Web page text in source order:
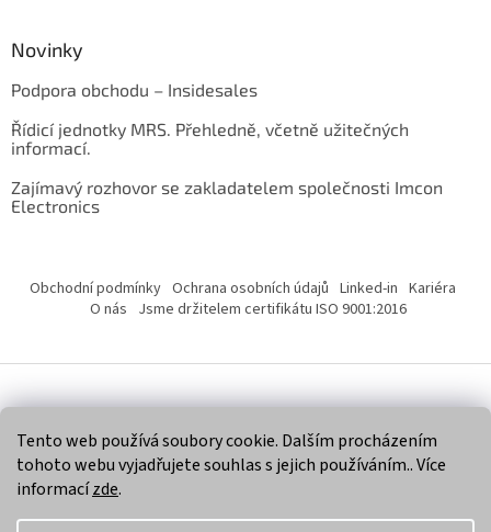
Tento web používá soubory cookie. Dalším procházením
tohoto webu vyjadřujete souhlas s jejich používáním.. Více
informacízde.
Novinky
Podpora obchodu – Insidesales
Řídicí jednotky MRS. Přehledně, včetně užitečných
informací.
Zajímavý rozhovor se zakladatelem společnosti Imcon
Electronics
Obchodní podmínky Ochrana osobních údajů Linked-in Kariéra
O nás Jsme držitelem certifikátu ISO 9001:2016
Copyright 2026